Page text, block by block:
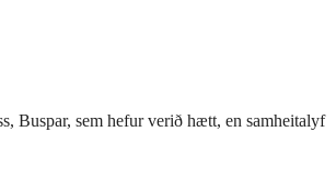
Buspar, sem hefur verið hætt, en samheitalyf